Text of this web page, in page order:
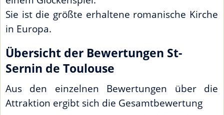
Sie ist die größte erhaltene romanische Kirche
in Europa.
Übersicht der Bewertungen St-
Sernin de Toulouse
Aus den einzelnen Bewertungen über die
Attraktion ergibt sich die Gesamtbewertung